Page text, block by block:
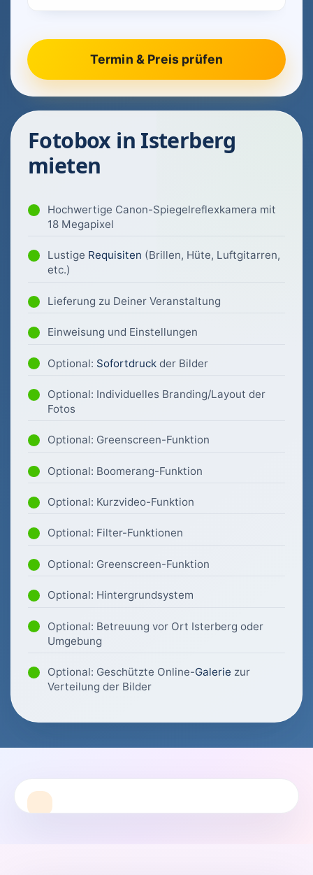
Fotobox in Isterberg
mieten
Hochwertige Canon-Spiegelreflexkamera mit
18 Megapixel
Lustige Requisiten (Brillen, Hüte, Luftgitarren,
etc.)
Lieferung zu Deiner Veranstaltung
Einweisung und Einstellungen
Optional: Sofortdruck der Bilder
Optional: Individuelles Branding/Layout der
Fotos
Optional: Greenscreen-Funktion
Optional: Boomerang-Funktion
Optional: Kurzvideo-Funktion
Optional: Filter-Funktionen
Optional: Greenscreen-Funktion
Optional: Hintergrundsystem
Optional: Betreuung vor Ort Isterberg oder
Umgebung
Optional: Geschützte Online-Galerie zur
Verteilung der Bilder